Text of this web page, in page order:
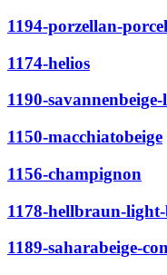
1194-porzellan-
1174-helios
1190-
1150-macchiatobeige
1156-champignon
1178-hellbraun-
1189-saharabeige-